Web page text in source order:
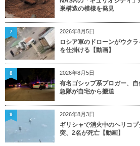
巣構造の模様を発見
2026年8月5日
ロシア軍のドローンがウク
を仕掛ける【動画】
7
2026年8月5日
有名ゴシップ系ブロガー、
急隊が自宅から搬送
8
2026年8月3日
ギリシャで消火中のヘリコ
突、2名が死亡【動画】
9